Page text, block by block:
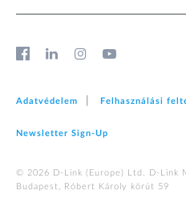
Adatvédelem Felhasználási
Newsletter Sign‑Up
© 2026 D‑Link (Europe) Ltd. D-Link
Budapest, Róbert Károly körút 59